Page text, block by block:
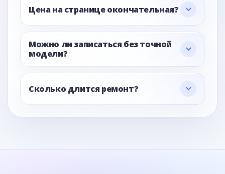
Цена на странице окончательная?
Можно ли записаться без точной
модели?
Сколько длится ремонт?